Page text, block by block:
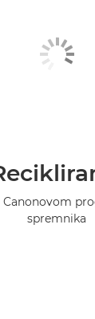
Canonovom
spremnika